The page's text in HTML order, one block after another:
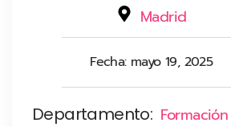
Madrid
Fecha: mayo 19, 2025
Departamento: Formación